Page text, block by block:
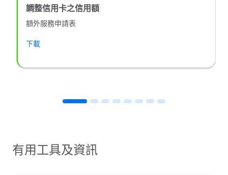
調整信用卡之信用額
額外服務申請表
下載
有用工具及資訊